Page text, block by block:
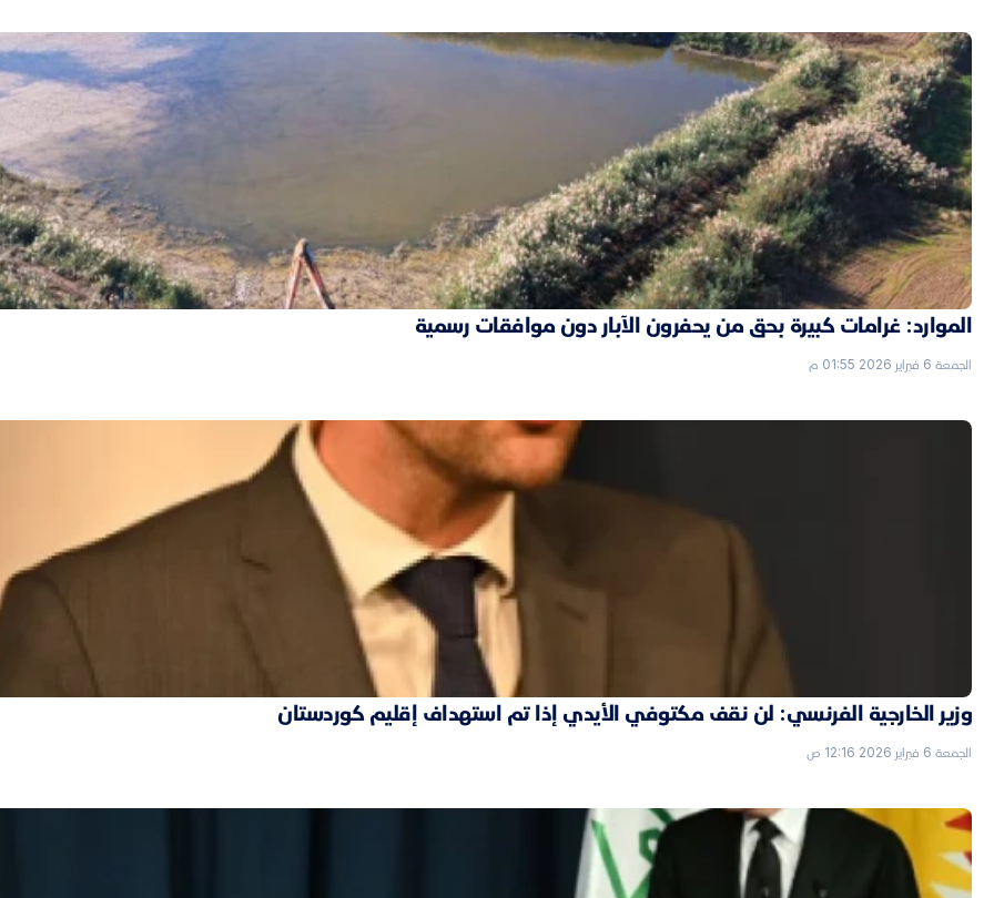
الموارد: غرامات كبيرة بحق من يحفرون الآبار دون موافقات رسمية
الجمعة 6 فبراير 2026 01:55 م
وزير الخارجية الفرنسي: لن نقف مكتوفي الأيدي إذا تم استهداف إقليم كوردستان
الجمعة 6 فبراير 2026 12:16 ص